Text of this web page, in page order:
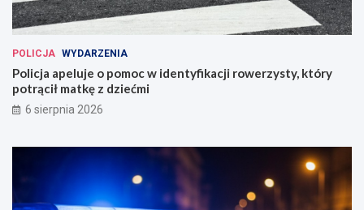
POLICJA WYDARZENIA
Policja apeluje o pomoc w identyfikacji rowerzysty, który
potrącił matkę z dziećmi
6 sierpnia 2026